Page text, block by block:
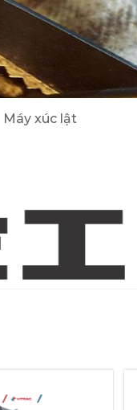
2
Cẩu Tadano/ Kobelco/ DY
Máy xúc lật